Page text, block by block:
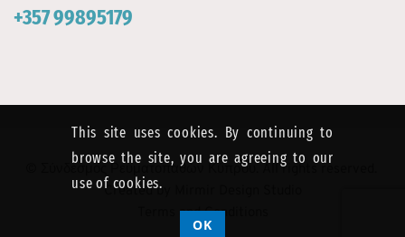
+357 99895179
© Σύνδεσμος Ρευματοπαθών Κύπρου. All rights reserved.
Created by
Terms and Conditions
This site uses cookies. By continuing to
browse the site, you are agreeing to our
use of cookies.
OK